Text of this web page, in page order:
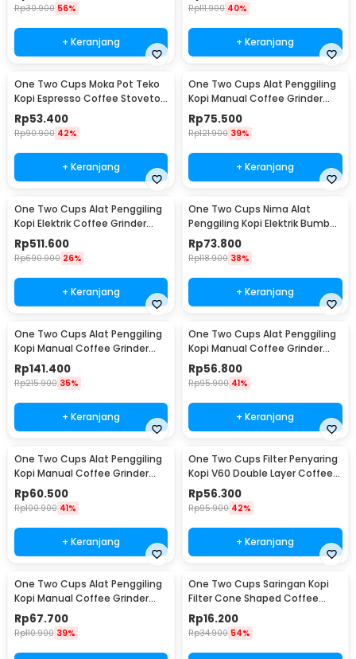
Rp30.900 56%
+ Keranjang
Rp111.900 40%
+ Keranjang
One Two Cups Moka Pot Teko
Kopi Espresso Coffee Stovetop
2 Cup 100ml - Z20
Rp53.400
Rp90.900 42%
+ Keranjang
One Two Cups Alat Penggiling
Kopi Manual Coffee Grinder
Wood - 16290
Rp75.500
Rp121.900 39%
+ Keranjang
One Two Cups Alat Penggiling
Kopi Elektrik Coffee Grinder
Adjustable - 600N
Rp511.600
Rp690.900 26%
+ Keranjang
One Two Cups Nima Alat
Penggiling Kopi Elektrik Bumbu
Coffee Grinder - NM-8300
Rp73.800
Rp118.900 38%
+ Keranjang
One Two Cups Alat Penggiling
Kopi Manual Coffee Grinder
Wood 30g - CW85532
Rp141.400
Rp215.900 35%
+ Keranjang
One Two Cups Alat Penggiling
Kopi Manual Coffee Grinder
160ml - CF012
Rp56.800
Rp95.900 41%
+ Keranjang
One Two Cups Alat Penggiling
Kopi Manual Coffee Grinder
Adjustable - RHNHA0176
Rp60.500
Rp100.900 41%
+ Keranjang
One Two Cups Filter Penyaring
Kopi V60 Double Layer Coffee
Filter - FS-40S
Rp56.300
Rp95.900 42%
+ Keranjang
One Two Cups Alat Penggiling
Kopi Manual Coffee Grinder
Adjustable - CF4146
Rp67.700
Rp110.900 39%
One Two Cups Saringan Kopi
Filter Cone Shaped Coffee
Dripper 1 PCS - K741
Rp16.200
Rp34.900 54%